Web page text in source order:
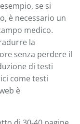
se si
è necessario un
medico.
la
senza perdere il
di testi
come testi
è